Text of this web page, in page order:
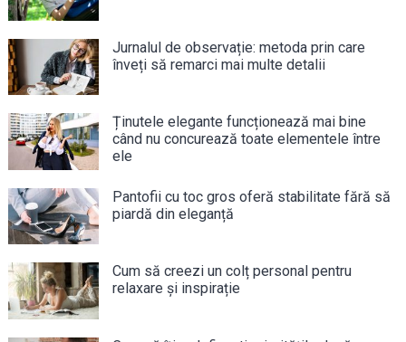
Jurnalul de observație: metoda prin care
înveți să remarci mai multe detalii
Ținutele elegante funcționează mai bine
când nu concurează toate elementele între
ele
Pantofii cu toc gros oferă stabilitate fără să
piardă din eleganță
Cum să creezi un colț personal pentru
relaxare și inspirație